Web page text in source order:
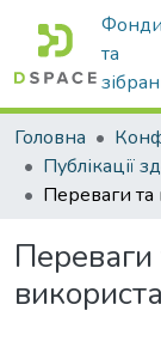
Фонди
та
Головна
Переваги